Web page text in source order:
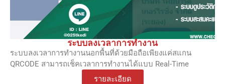
ระบบลงเวลาการทำงาน
ระบบลงเวลาการทำงานนอกพื้นที่ด้วยมือถือเพียงแค่สแกน
QRCODE สามารถเช็คเวลาการทำงานได้แบบ Real-Time
รายละเอียด